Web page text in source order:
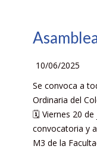
10/06/2025
Se convoca a
Ordinaria del
🗓️ Viernes 20
convocatoria y
M3 de la